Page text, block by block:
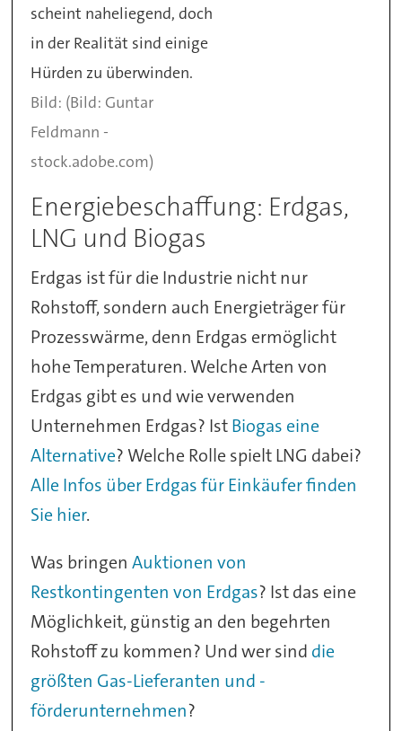
scheint naheliegend, doch
in der Realität sind einige
Hürden zu überwinden.
(Bild: Guntar
Feldmann -
stock.adobe.com)
Energiebeschaffung: Erdgas,
LNG und Biogas
Erdgas ist für die Industrie nicht nur
Rohstoff, sondern auch Energieträger für
Prozesswärme, denn Erdgas ermöglicht
hohe Temperaturen. Welche Arten von
Erdgas gibt es und wie verwenden
Unternehmen Erdgas? IstBiogas eine
Alternative? Welche Rolle spielt LNG dabei?
Alle Infos über Erdgas für Einkäufer finden
Sie hier.
Was bringenAuktionen von
Restkontingenten von Erdgas? Ist das eine
Möglichkeit, günstig an den begehrten
Rohstoff zu kommen? Und wer sind die
größten Gas-Lieferanten und -
förderunternehmen?